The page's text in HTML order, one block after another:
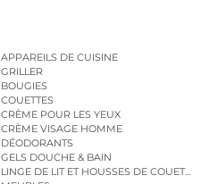
APPAREILS DE CUISINE
GRILLER
BOUGIES
COUETTES
CRÈME POUR LES YEUX
CRÈME VISAGE HOMME
DÉODORANTS
GELS DOUCHE & BAIN
LINGE DE LIT ET HOUSSES DE COUETTE